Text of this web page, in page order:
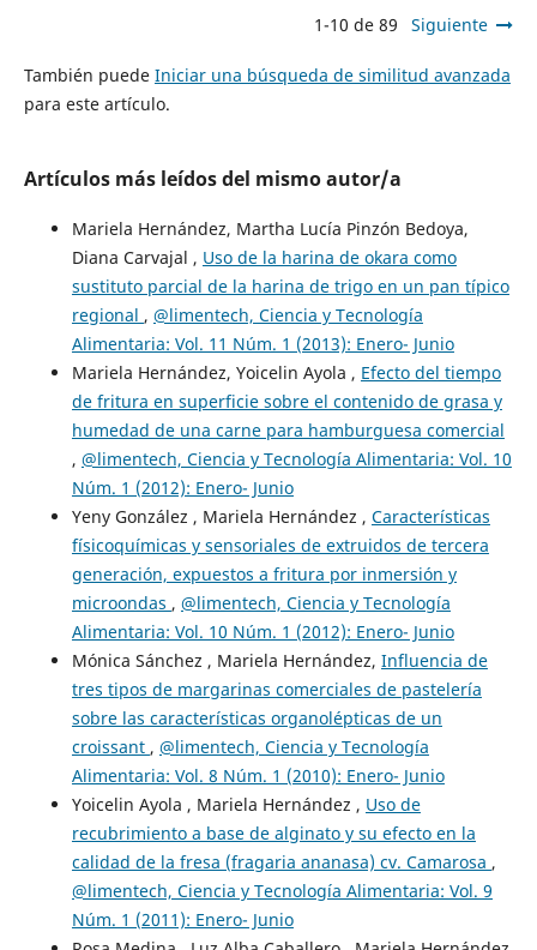
1-10 de 89 Siguiente
También puede Iniciar una búsqueda de similitud avanzada
para este artículo.
Artículos más leídos del mismo autor/a
Mariela Hernández, Martha Lucía Pinzón Bedoya,
Diana Carvajal , Uso de la harina de okara como
sustituto parcial de la harina de trigo en un pan típico
regional , @limentech, Ciencia y Tecnología
Alimentaria: Vol. 11 Núm. 1 (2013): Enero- Junio
Mariela Hernández, Yoicelin Ayola , Efecto del tiempo
de fritura en superficie sobre el contenido de grasa y
humedad de una carne para hamburguesa comercial
, @limentech, Ciencia y Tecnología Alimentaria: Vol. 10
Núm. 1 (2012): Enero- Junio
Yeny González , Mariela Hernández , Características
físicoquímicas y sensoriales de extruidos de tercera
generación, expuestos a fritura por inmersión y
microondas , @limentech, Ciencia y Tecnología
Alimentaria: Vol. 10 Núm. 1 (2012): Enero- Junio
Mónica Sánchez , Mariela Hernández, Influencia de
tres tipos de margarinas comerciales de pastelería
sobre las características organolépticas de un
croissant , @limentech, Ciencia y Tecnología
Alimentaria: Vol. 8 Núm. 1 (2010): Enero- Junio
Yoicelin Ayola , Mariela Hernández , Uso de
recubrimiento a base de alginato y su efecto en la
calidad de la fresa (fragaria ananasa) cv. Camarosa ,
@limentech, Ciencia y Tecnología Alimentaria: Vol. 9
Núm. 1 (2011): Enero- Junio